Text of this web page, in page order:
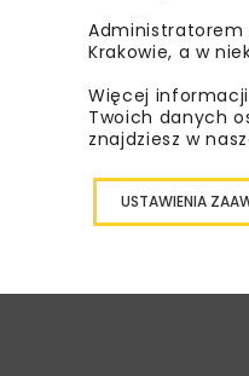
Administratorem
Krakowie, a w
Więcej
Twoich danych
znajdziesz w
USTAWIENIA